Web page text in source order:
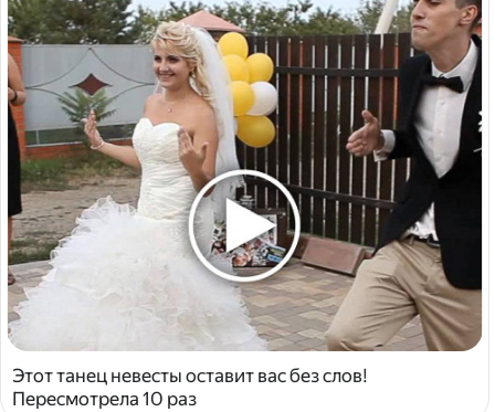
Этот танец невесты оставит вас без слов!
Пересмотрела 10 раз